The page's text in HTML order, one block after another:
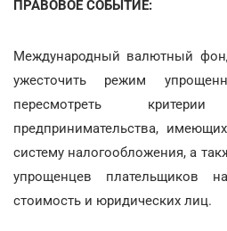
ПРАВОВОЕ СОБЫТИЕ:
Международный валютный
ужесточить режим
пересмотреть
предпринимательства,
систему налогообложения, а
упрощенцев плательщиков
стоимость и юридических лиц.